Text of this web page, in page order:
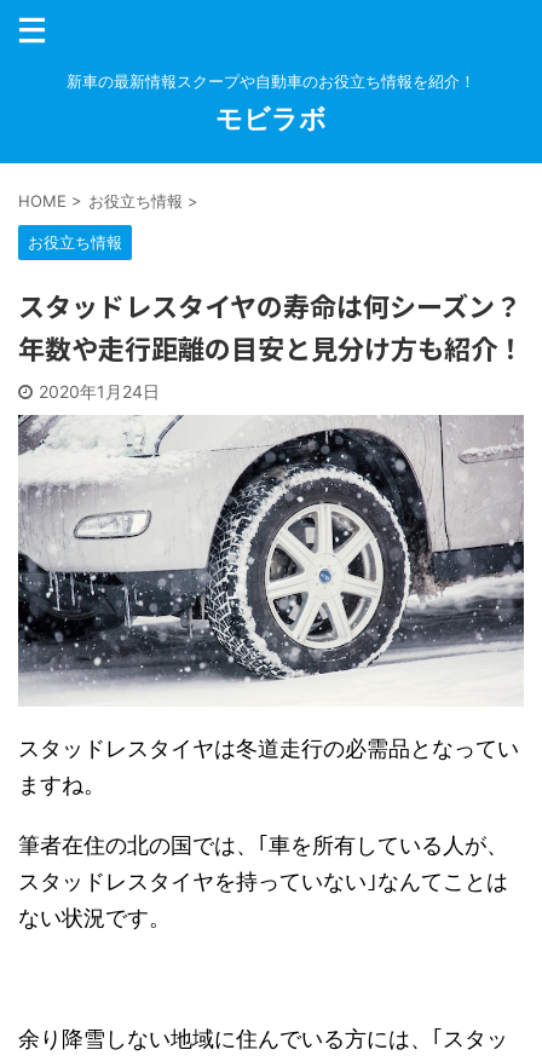
新車の最新情報スクープや自動車のお役立ち情報を紹介！
モビラボ
HOME > お役立ち情報 >
お役立ち情報
スタッドレスタイヤの寿命は何シーズン？
年数や走行距離の目安と見分け方も紹介！
2020年1月24日
スタッドレスタイヤは冬道走行の必需品となってい
ますね。
筆者在住の北の国では、｢車を所有している人が、
スタッドレスタイヤを持っていない｣なんてことは
ない状況です。
余り降雪しない地域に住んでいる方には、｢スタッ